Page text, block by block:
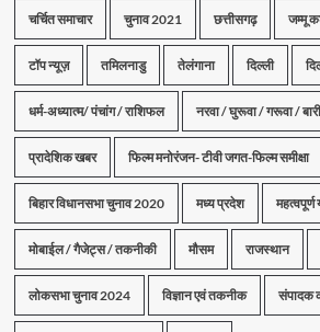
चर्चित समाचार चुनाव 2021 छत्तीसगढ़ जम्मू
टॉप न्यूज़ तमिलनाडु तेलंगाना दिल्ली
धर्म-अध्यात्म/ पंचांग / राशिफल नरवा / घुरूवा / गरूवा / बारी
प्रादेशिक खबर फिल्म मनोरंजन- टीवी जगत-फिल्म समीक्षा
बिहार विधानसभा चुनाव 2020 मध्य प्रदेश महत्वपूर्ण
मोबाईल / गैजेट्स / तकनीकी मौसम राजस्थान
लोकसभा चुनाव 2024 विज्ञान एवं तकनीक संपादक